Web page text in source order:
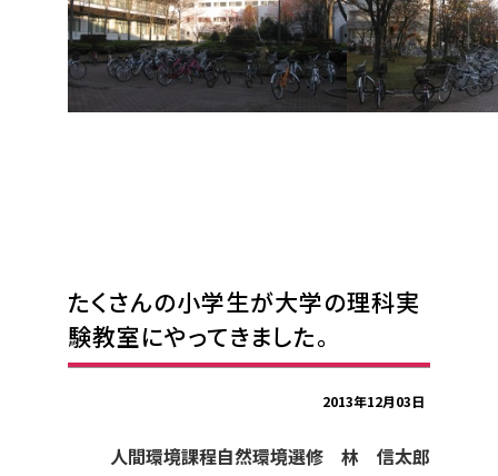
たくさんの小学生が大学の理科実
験教室にやってきました。
2013年12月03日
人間環境課程自然環境選修 林 信太郎